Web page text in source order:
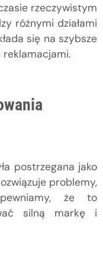
rzeczywistym
różnymi działami
się na szybsze
reklamacjami.
postrzegana jako
problemy,
że to
silną markę i